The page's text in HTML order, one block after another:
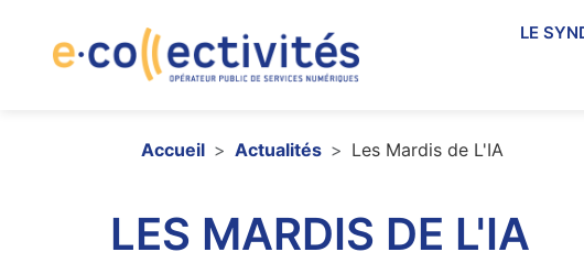
LE
Fil d'Ariane
Accueil Actualités Les Mardis de L'IA
LES MARDIS DE L'IA